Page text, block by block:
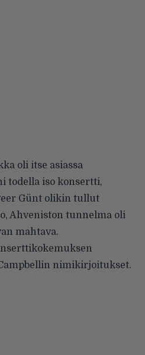
oli itse asiassa
todella iso konsertti,
Günt olikin tullut
Ahveniston tunnelma oli
mahtava.
nimikirjoitukset.